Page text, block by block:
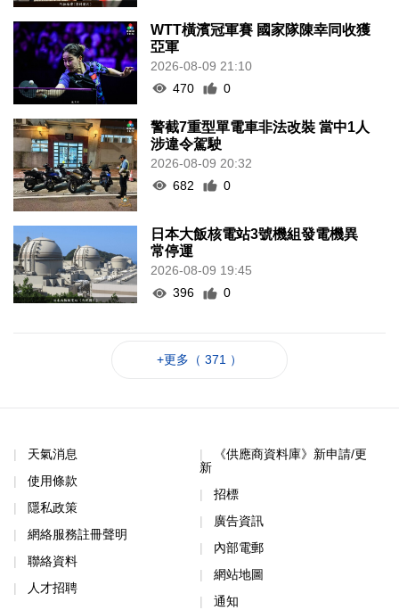
WTT橫濱冠軍賽 國家隊陳幸同收獲
亞軍
2026-08-09 21:10
470
0
警截7重型單電車非法改裝 當中1人
涉違令駕駛
2026-08-09 20:32
682
0
日本大飯核電站3號機組發電機異
常停運
2026-08-09 19:45
396
0
+更多（ 371 ）
天氣消息
使用條款
隱私政策
網絡服務註冊聲明
聯絡資料
人才招聘
《供應商資料庫》新申請/更
新
招標
廣告資訊
內部電郵
網站地圖
通知